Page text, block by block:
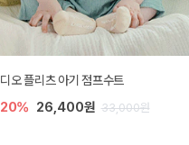
디오 플리츠 아기 점프수트
20% 26,400원 33,000원